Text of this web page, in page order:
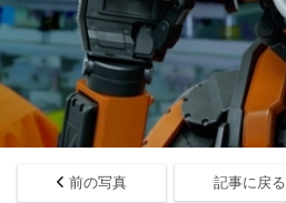
前の写真 記事に戻る